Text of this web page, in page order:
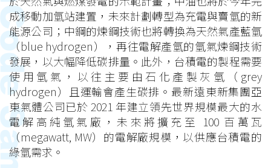
成移動加氫站建置，未來計劃轉型為充電與賣氫的新
能源公司；中鋼的煉鋼技術也將轉換為天然氣產藍氫
（blue hydrogen），再往電解產氫的氫氣煉鋼技術
發展，以大幅降低碳排量。此外，台積電的製程需要
使用氫氣，以往主要由石化產製灰氫（grey
hydrogen）且運輸會產生碳排。最新遠東新集團亞
東氣體公司已於 2021 年建立領先世界規模最大的水
電解高純氫氣廠，未來將擴充至 100 百萬瓦
（megawatt, MW）的電解廠規模，以供應台積電的
綠氫需求。